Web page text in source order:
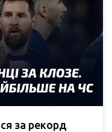
за рекорд